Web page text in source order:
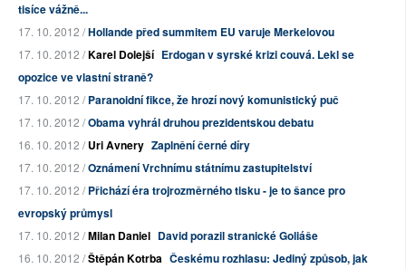
tisíce vážně...
17. 10. 2012 /Hollande před summitem EU varuje Merkelovou
17. 10. 2012 /Karel Dolejší Erdogan v syrské krizi couvá. Lekl se
opozice ve vlastní straně?
17. 10. 2012 /Paranoidní fikce, že hrozí nový komunistický puč
17. 10. 2012 /Obama vyhrál druhou prezidentskou debatu
16. 10. 2012 /Uri Avnery Zaplnění černé díry
17. 10. 2012 /Oznámení Vrchnímu státnímu zastupitelství
17. 10. 2012 /Přichází éra trojrozměrného tisku - je to šance pro
evropský průmysl
17. 10. 2012 /Milan Daniel David porazil stranické Goliáše
16. 10. 2012 /Štěpán Kotrba Českému rozhlasu: Jediný způsob, jak